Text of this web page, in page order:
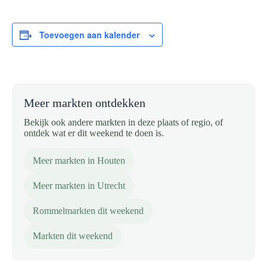
Toevoegen aan kalender
Meer markten ontdekken
Bekijk ook andere markten in deze plaats of regio, of
ontdek wat er dit weekend te doen is.
Meer markten in Houten
Meer markten in Utrecht
Rommelmarkten dit weekend
Markten dit weekend